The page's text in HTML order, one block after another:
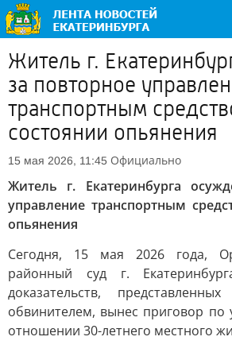
Житель г.
за повторное
транспортным
состоянии опьянения
15 мая 2026, 11:45 Официально
Житель г. Екатеринбурга
управление транспортным
опьянения
Сегодня, 15 мая 2026 года,
районный суд г.
доказательств,
обвинителем, вынес приговор по
отношении 30-летнего местного